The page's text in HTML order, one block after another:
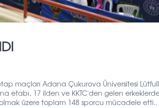
maçları Adana Çukurova Üniversitesi
etabı, 17 ilden ve KKTC'den gelen
olmak üzere toplam 148 sporcu mücadele etti..